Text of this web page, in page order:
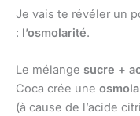
Je vais te révéler un
: l’osmolarité.
Le mélange sucre +
Coca crée une
(à cause de l’acide